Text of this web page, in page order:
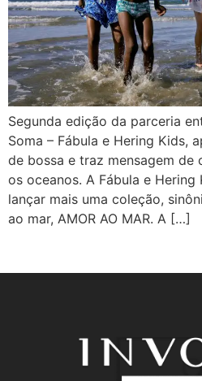
Segunda edição da parceria
Soma – Fábula e Hering Kids,
de bossa e traz mensagem de
os oceanos. A Fábula e
lançar mais uma coleção,
ao mar, AMOR AO MAR. A […]